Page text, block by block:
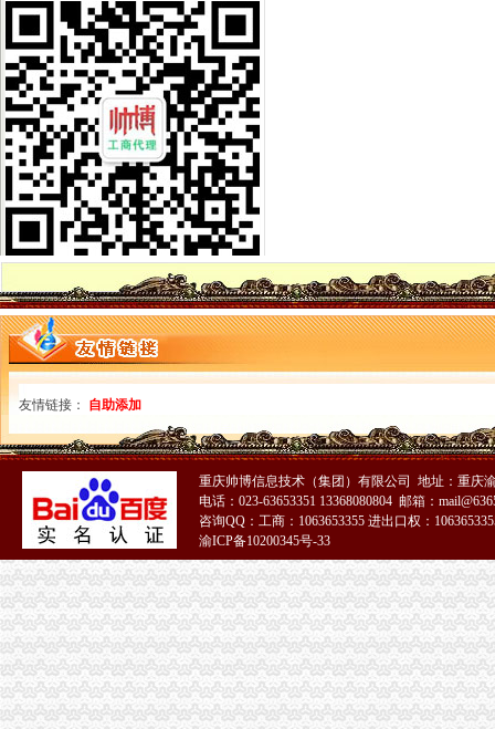
2008万网CN英文域名免费注册体验活动-3G安全网（Www.HackDos.
免费注册公司,还送一套章,代理记账1999元/年-深圳58同城
教大家免费注册屏幕录像专家_在线观看
帮助中心_买塑网
免费注册域名--fox--好网角网络收夹
【免费注册上海公司,免费注册上海普陀公司】价格_厂家_图片-Hc
【上海金山公司注册免费注册】价格_厂家_图片-Hc360慧聪网
【代理注册上海公司、代理记账、免费注册地址】-公司注册-南京赶集网
免费注册-JiaThis
【免费注册商标注册商标免费咨询】-省内其它易登网
免费注册QQ微信号—申请QQ号免费
北京个人免费注册简历信息--北京人才热线
等等免费注册商标商标v公司阿的【今日推荐网】
免费注册玩游戏每个3.5元_任务威客网_劳务
免费代注册
免费注册目标通行证|免费注册目标一号通
软件免费注册登录-Focusky动画演示大师官网
免费注册
1-1免费注册有赞开店_在线观看
qq申请号码免费注册的地址_图文教程_教程_2345软件教程（多
免费域名,免费顶级域名,域名注册免费,免费TK域名,免费ML域
【优惠升级】学教育网师/执业师面授班全面免费注册即可预约
存100送100【起凡免费注册送会员】手游棋牌注册送可提现
免费注册
免费注册
如何免费注册Apple ID?Apple ID免费注册图文教程-同步推资讯
零元注册美国商标,零元注册美国公司,免费注册美国商标,免费注
139邮箱注册免费注册
免费注册qq_格子啦
新.tk域名免费注册教程-站长之家
免费注册公司,提供地址！工商局对面！专业高效！上海公司注册今
友情链接： 自助添加
重庆帅博信息技术（集团）有限公司 地址：重庆
电话：023-63653351 13368080804 邮箱：
咨询QQ：工商：1063653355 进出口权：
渝ICP备10200345号-33